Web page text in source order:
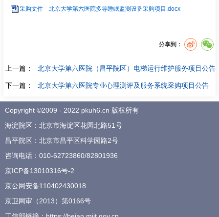
采购文件—北京大学第六医院多导睡眠监测设备采购项目.docx
分享到：
上一篇： 北京大学第六医院（昌平院区）电梯运行维护服务项目公告
下一篇： 北京大学第六医院专业心理测评及服务系统采购项目公告
Copyright ©2009 - 2022 pkuh6.cn 版权所有
海淀院区：北京市海淀区花园北路51号
昌平院区：北京市昌平区科学园路2号
咨询电话： 010-62723860/82801936
京ICP备13010316号-2
京公网安备110402430018
京卫网审（2013）第0166号